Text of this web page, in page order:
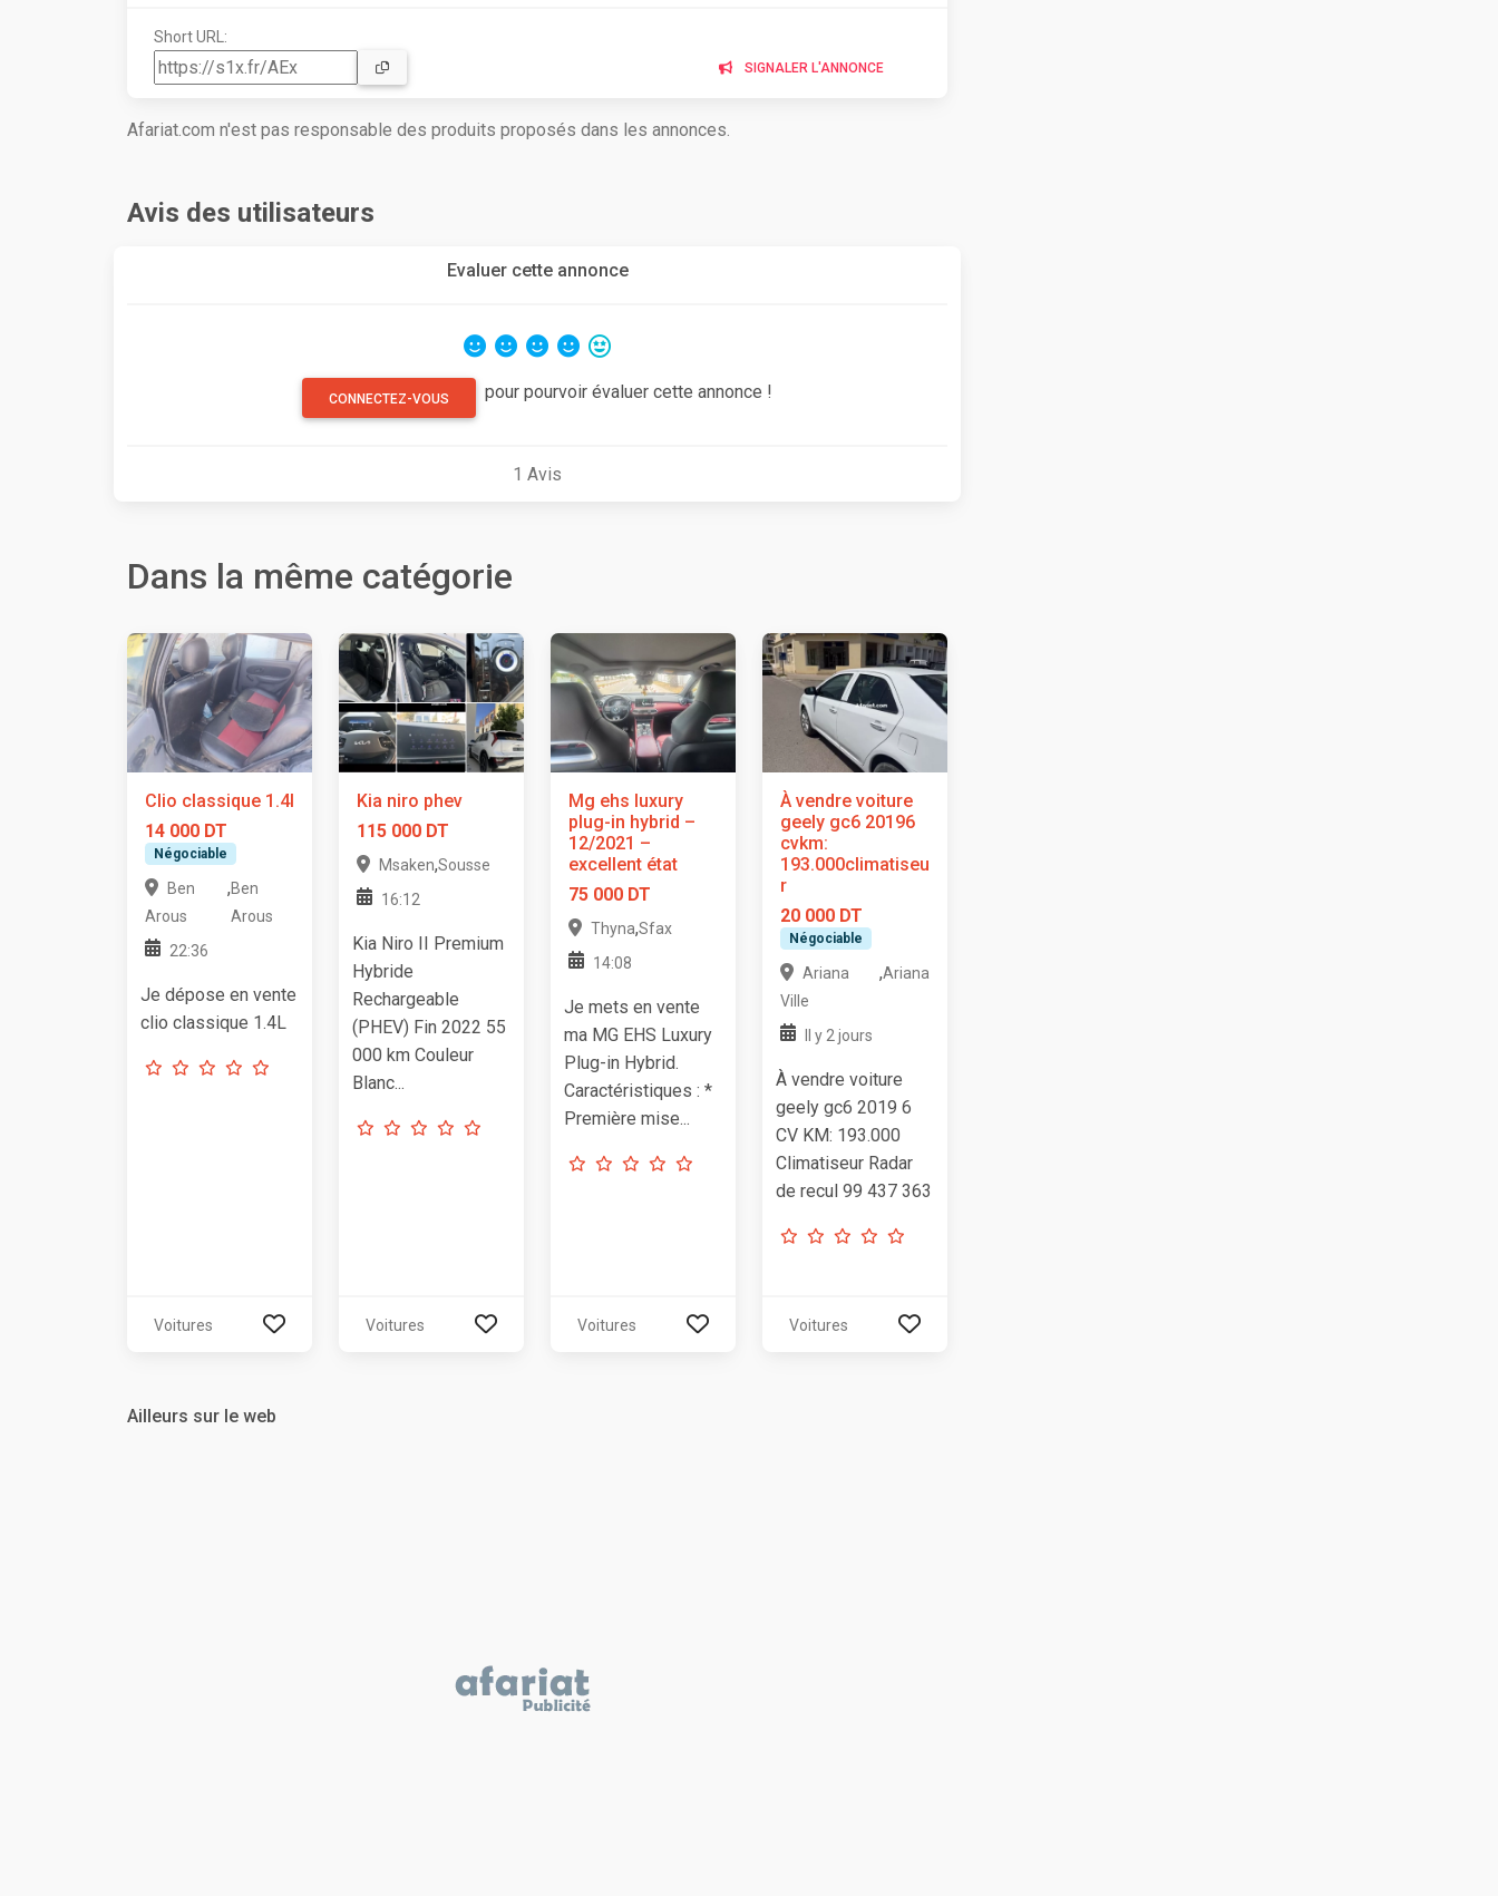
Short URL:
SIGNALER L'ANNONCE
Afariat.com n'est pas responsable des produits proposés dans les annonces.
Avis des utilisateurs
Evaluer cette annonce
CONNECTEZ-VOUS pour pourvoir évaluer cette annonce !
1 Avis
Dans la même catégorie
Clio classique 1.4l
14 000 DT
Négociable
Ben
Arous
,Ben
Arous
22:36
Je dépose en vente
clio classique 1.4L
Voitures
Kia niro phev
115 000 DT
Msaken,Sousse
16:12
Kia Niro II Premium
Hybride
Rechargeable
(PHEV) Fin 2022 55
000 km Couleur
Blanc...
Voitures
Mg ehs luxury
plug-in hybrid –
12/2021 –
excellent état
75 000 DT
Thyna,Sfax
14:08
Je mets en vente
ma MG EHS Luxury
Plug-in Hybrid.
Caractéristiques : *
Première mise...
Voitures
À vendre voiture
geely gc6 20196
cvkm:
193.000climatiseu
r
20 000 DT
Négociable
Ariana
Ville
,Ariana
Il y 2 jours
À vendre voiture
geely gc6 2019 6
CV KM: 193.000
Climatiseur Radar
de recul 99 437 363
Voitures
Ailleurs sur le web